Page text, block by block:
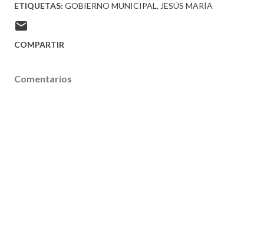
ETIQUETAS: GOBIERNO MUNICIPAL JESÚS MARÍA
COMPARTIR
Comentarios